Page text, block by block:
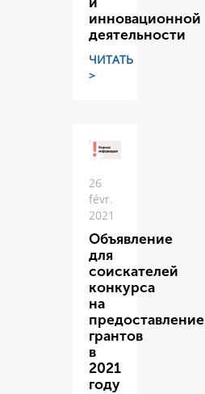
инновационной
деятельности
ЧИТАТЬ
>
26
févr.
2021
Объявление
для
соискателей
конкурса
на
предоставление
грантов
в
2021
году